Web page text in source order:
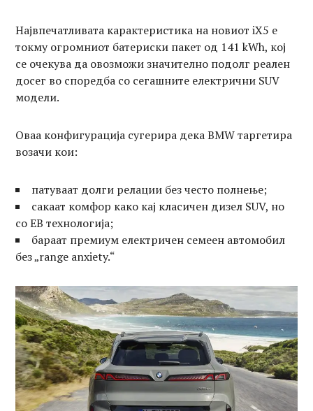
Највпечатливата карактеристика на новиот iX5 е
токму огромниот батериски пакет од 141 kWh, кој
се очекува да овозможи значително подолг реален
досег во споредба со сегашните електрични SUV
модели.
Оваа конфигурација сугерира дека BMW таргетира
возачи кои:
патуваат долги релации без често полнење;
сакаат комфор како кај класичен дизел SUV, но
со ЕВ технологија;
бараат премиум електричен семеен автомобил
без „range anxiety.“